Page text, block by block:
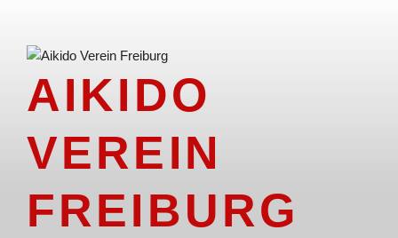
springen
AIKIDO
VEREIN
FREIBURG